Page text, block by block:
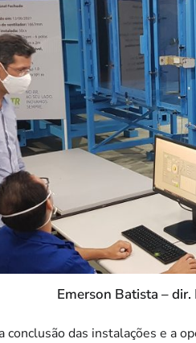
Emerson Batista –
conclusão das instalações e a